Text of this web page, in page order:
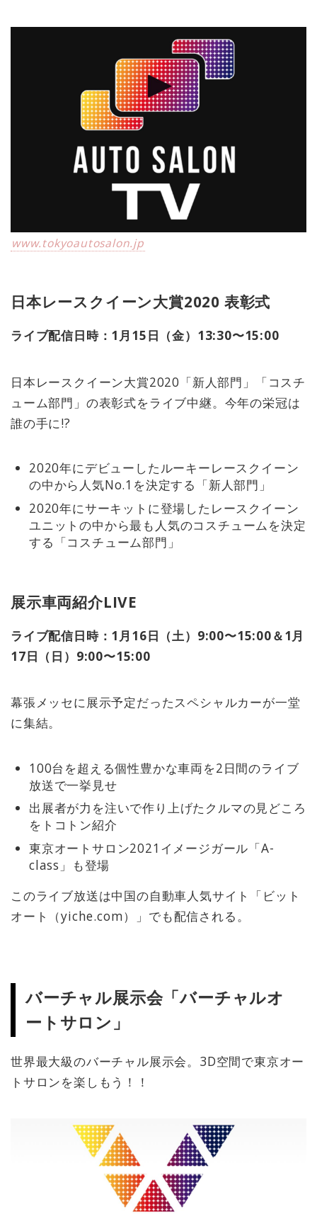
www.tokyoautosalon.jp
日本レースクイーン大賞2020 表彰式
ライブ配信日時：1月15日（金）13:30〜15:00
日本レースクイーン大賞2020「新人部門」「コスチ
ューム部門」の表彰式をライブ中継。今年の栄冠は
誰の手に!?
2020年にデビューしたルーキーレースクイーン
の中から人気No.1を決定する「新人部門」
2020年にサーキットに登場したレースクイーン
ユニットの中から最も人気のコスチュームを決定
する「コスチューム部門」
展示車両紹介LIVE
ライブ配信日時：1月16日（土）9:00〜15:00＆1月
17日（日）9:00〜15:00
幕張メッセに展示予定だったスペシャルカーが一堂
に集結。
100台を超える個性豊かな車両を2日間のライブ
放送で一挙見せ
出展者が力を注いで作り上げたクルマの見どころ
をトコトン紹介
東京オートサロン2021イメージガール「A-
class」も登場
このライブ放送は中国の自動車人気サイト「ビット
オート（yiche.com）」でも配信される。
バーチャル展示会「バーチャルオ
ートサロン」
世界最大級のバーチャル展示会。3D空間で東京オー
トサロンを楽しもう！！